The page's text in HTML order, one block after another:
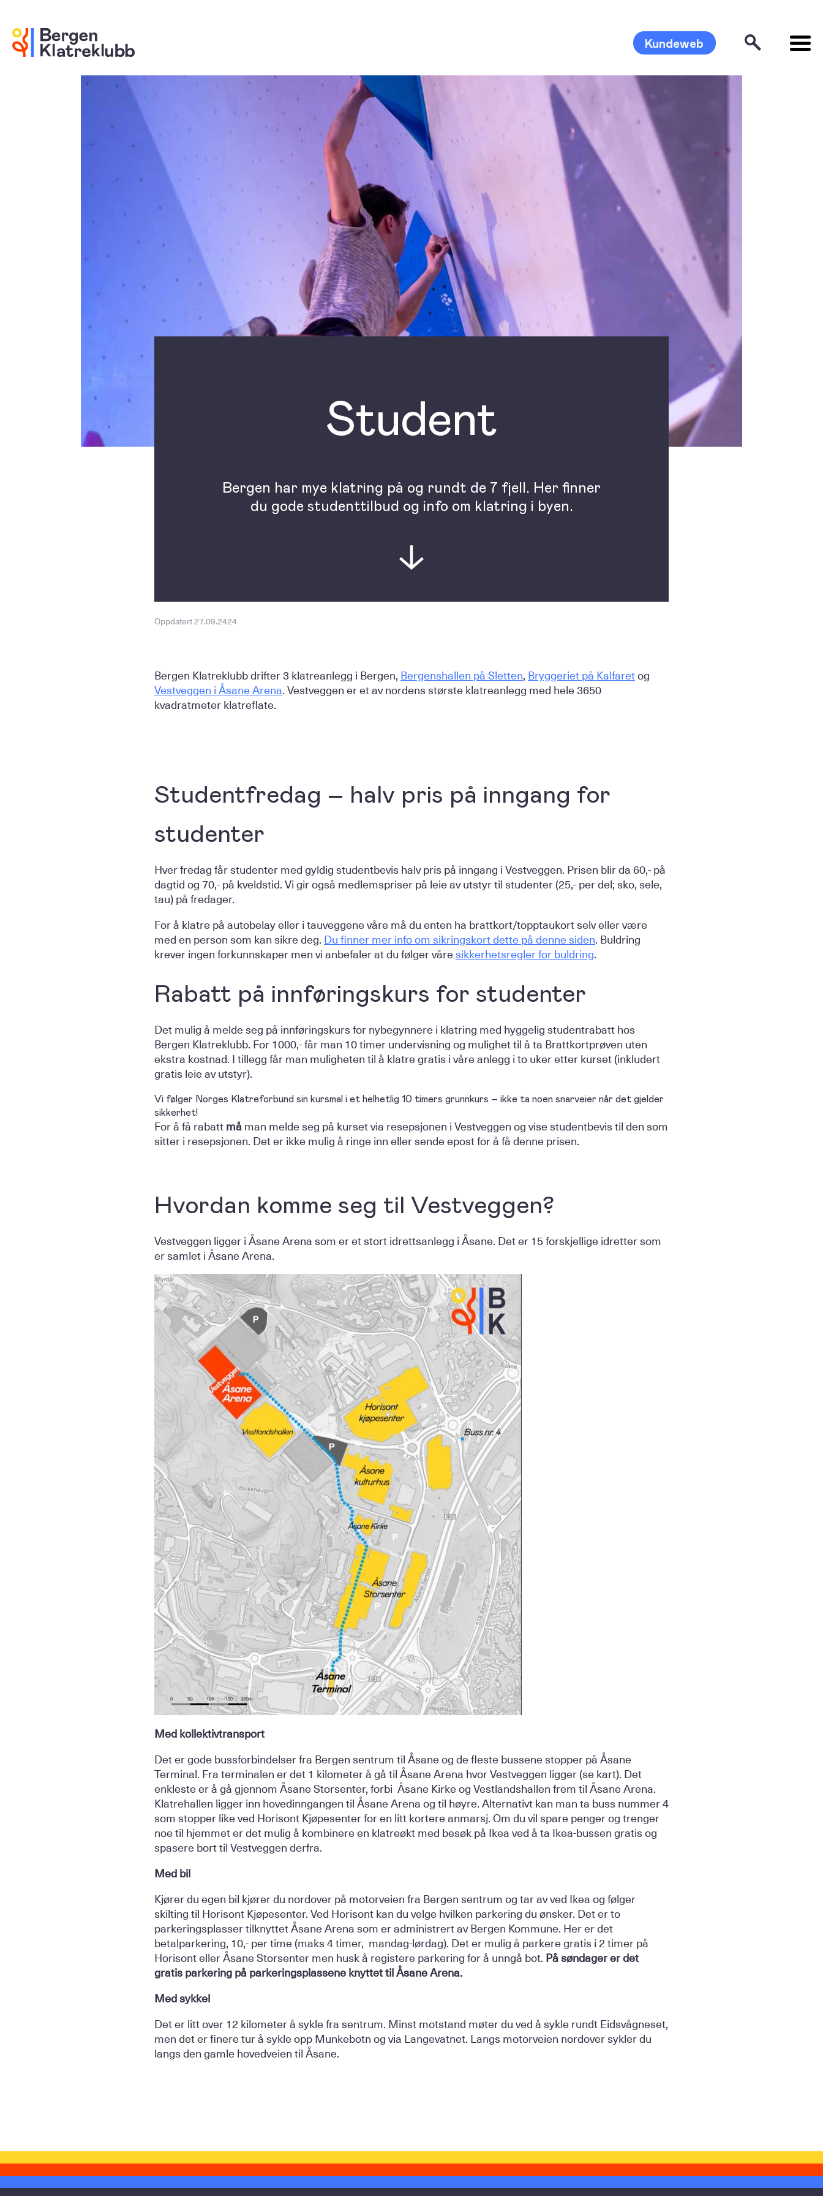
Kundeweb
Student
Bergen har mye klatring på og rundt de 7 fjell. Her finner
du gode studenttilbud og info om klatring i byen.
Oppdatert 27.09.2424
Bergen Klatreklubb drifter 3 klatreanlegg i Bergen, Bergenshallen på Sletten, Bryggeriet på Kalfaretog
Vestveggen i Åsane Arena. Vestveggen er et av nordens største klatreanlegg med hele 3650
kvadratmeter klatreflate.
Studentfredag – halv pris på inngang for
studenter
Hver fredag får studenter med gyldig studentbevis halv pris på inngang i Vestveggen. Prisen blir da 60,- på
dagtid og 70,- på kveldstid. Vi gir også medlemspriser på leie av utstyr til studenter (25,- per del; sko, sele,
tau) på fredager.
For å klatre på autobelay eller i tauveggene våre må du enten ha brattkort/topptaukort selv eller være
med en person som kan sikre deg. Du finner mer info om sikringskort dette på denne siden. Buldring
krever ingen forkunnskaper men vi anbefaler at du følger våresikkerhetsregler for buldring.
Rabatt på innføringskurs for studenter
Det mulig å melde seg på innføringskurs for nybegynnere i klatring med hyggelig studentrabatt hos
Bergen Klatreklubb. For 1000,- får man 10 timer undervisning og mulighet til å ta Brattkortprøven uten
ekstra kostnad. I tillegg får man muligheten til å klatre gratis i våre anlegg i to uker etter kurset (inkludert
gratis leie av utstyr).
Vi følger Norges Klatreforbund sin kursmal i et helhetlig 10 timers grunnkurs – ikke ta noen snarveier når det gjelder
sikkerhet!
For å få rabattmåman melde seg på kurset via resepsjonen i Vestveggen og vise studentbevis til den som
sitter i resepsjonen. Det er ikke mulig å ringe inn eller sende epost for å få denne prisen.
Hvordan komme seg til Vestveggen?
Vestveggen ligger i Åsane Arena som er et stort idrettsanlegg i Åsane. Det er 15 forskjellige idretter som
er samlet i Åsane Arena.
Med kollektivtransport
Det er gode bussforbindelser fra Bergen sentrum til Åsane og de fleste bussene stopper på Åsane
Terminal. Fra terminalen er det 1 kilometer å gå til Åsane Arena hvor Vestveggen ligger (se kart). Det
enkleste er å gå gjennom Åsane Storsenter, forbi Åsane Kirke og Vestlandshallen frem til Åsane Arena.
Klatrehallen ligger inn hovedinngangen til Åsane Arena og til høyre. Alternativt kan man ta buss nummer 4
som stopper like ved Horisont Kjøpesenter for en litt kortere anmarsj. Om du vil spare penger og trenger
noe til hjemmet er det mulig å kombinere en klatreøkt med besøk på Ikea ved å ta Ikea-bussen gratis og
spasere bort til Vestveggen derfra.
Med bil
Kjører du egen bil kjører du nordover på motorveien fra Bergen sentrum og tar av ved Ikea og følger
skilting til Horisont Kjøpesenter. Ved Horisont kan du velge hvilken parkering du ønsker. Det er to
parkeringsplasser tilknyttet Åsane Arena som er administrert av Bergen Kommune. Her er det
betalparkering, 10,- per time (maks 4 timer, mandag-lørdag). Det er mulig å parkere gratis i 2 timer på
Horisont eller Åsane Storsenter men husk å registere parkering for å unngå bot. På søndager er det
gratis parkering på parkeringsplassene knyttet til Åsane Arena.
Med sykkel
Det er litt over 12 kilometer å sykle fra sentrum. Minst motstand møter du ved å sykle rundt Eidsvågneset,
men det er finere tur å sykle opp Munkebotn og via Langevatnet. Langs motorveien nordover sykler du
langs den gamle hovedveien til Åsane.